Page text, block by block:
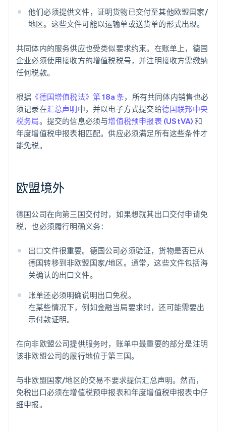
他们必须提供文件，证明货物已交付至其他欧盟国家/
地区。这些文件可能以运输单或送货单的形式出现。
共同体内的服务供应也受类似要求约束。在账单上，德国
企业必须使用接收方的增值税税号，并注明接收方需缴纳
任何税款。
根据 《德国增值税法》第 18a 条，所有共同体内销售也必
须记录在汇总声明中，并以电子方式提交给德国联邦中央
税务局。提交的信息必须与增值税预申报表 (UStVA) 和
年度增值税申报表相匹配。供应必须满足所有这些条件才
能免税。
欧盟境外
德国公司在向第三国交付时，如果想就其出口交付申请免
税，也必须履行明确义务：
出口文件很重要。德国公司必须验证，货物是否已从
德国转移到非欧盟国家/地区。通常，这些文件包括海
关确认的出口文件。
账单还必须明确说明出口免税。
在某些情况下，例如金融当局要求时，还可能需要出
示付款证明。
在向非欧盟公司提供服务时，账单中最重要的部分是注明
该非欧盟公司的履行地位于第三国。
与非欧盟国家/地区的交易不要求提供汇总声明。然而，
免税出口必须在增值税预申报表和年度增值税申报表中仔
细申报。